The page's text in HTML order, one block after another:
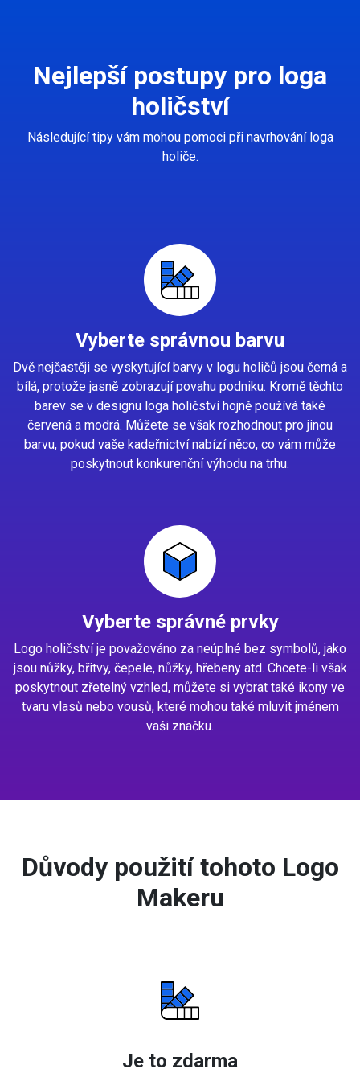
Nejlepší postupy pro loga
holičství
Následující tipy vám mohou pomoci při navrhování loga
holiče.
Vyberte správnou barvu
Dvě nejčastěji se vyskytující barvy v logu holičů jsou černá a
bílá, protože jasně zobrazují povahu podniku. Kromě těchto
barev se v designu loga holičství hojně používá také
červená a modrá. Můžete se však rozhodnout pro jinou
barvu, pokud vaše kadeřnictví nabízí něco, co vám může
poskytnout konkurenční výhodu na trhu.
Vyberte správné prvky
Logo holičství je považováno za neúplné bez symbolů, jako
jsou nůžky, břitvy, čepele, nůžky, hřebeny atd. Chcete-li však
poskytnout zřetelný vzhled, můžete si vybrat také ikony ve
tvaru vlasů nebo vousů, které mohou také mluvit jménem
vaši značku.
Důvody použití tohoto Logo
Makeru
Je to zdarma